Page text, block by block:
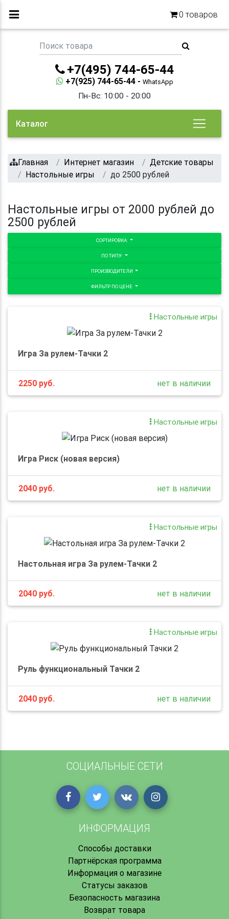
0 товаров
+7(495) 744-65-44
+7(925) 744-65-44 - WhatsApp
Пн-Вс: 10:00 - 20:00
Каталог
Главная Интернет магазин
Детские товары
Настольные игры
до 2500 рублей
Настольные игры от 2000 рублей до
2500 рублей
СОРТИРОВКА:
ПО ТИПУ:
ПРОИЗВОДИТЕЛИ
ФИЛЬТР ПО ЦЕНЕ
Настольные игры
Игра За рулем-Тачки 2
2250 руб. нет в наличии
Настольные игры
Игра Риск (новая версия)
2040 руб. нет в наличии
Настольные игры
Настольная игра За рулем-Тачки 2
2040 руб. нет в наличии
Настольные игры
Руль функциональный Тачки 2
2040 руб. нет в наличии
СОЦИАЛЬНЫЕ СЕТИ
ИНФОРМАЦИЯ
Способы доставки
Партнёрская программа
Информация о магазине
Статусы заказов
Безопасность магазина
Возврат товара